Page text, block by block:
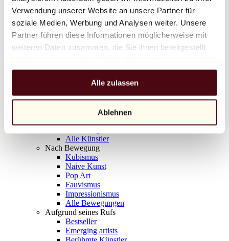
Verwendung unserer Website an unsere Partner für
soziale Medien, Werbung und Analysen weiter. Unsere
Partner führen diese Informationen möglicherweise mit
weiteren Daten zusammen, die Sie ihnen bereitgestellt
gesammelt haben.
Alle zulassen
Ablehnen
Balloon Dog (Orange)
Jeff Koons
10.000 €
Entdecken
Alle Bildhauer
Alle Fotografen
Alle Künstler
Nach Bewegung
Kubismus
Naive Kunst
Pop Art
Fauvismus
Impressionismus
Alle Bewegungen
Aufgrund seines Rufs
Bestseller
Emerging artists